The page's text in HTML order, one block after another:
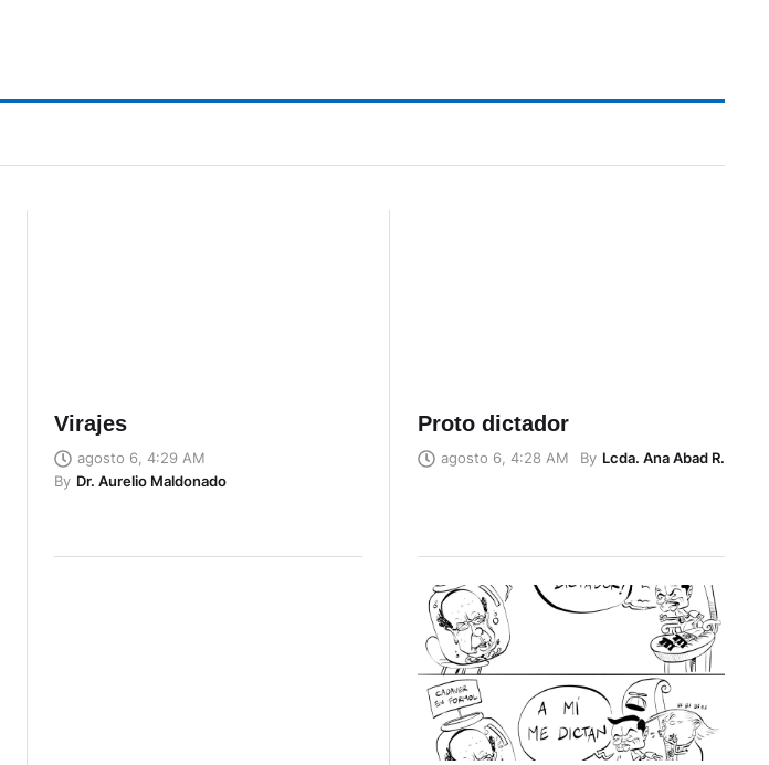
Virajes
agosto 6, 4:29 AM
By Dr. Aurelio Maldonado
Proto dictador
agosto 6, 4:28 AM By Lcda. Ana Abad R.